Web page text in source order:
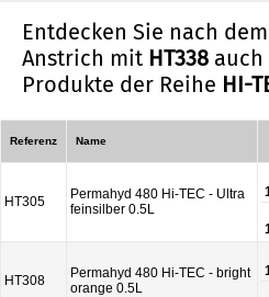
Entdecken Sie nach
Anstrich mit HT338
Produkte der Reihe HI-
Referenz Name
HT305
Permahyd 480 Hi-TEC - Ultra
feinsilber 0.5L
HT308
Permahyd 480 Hi-TEC - bright
orange 0.5L